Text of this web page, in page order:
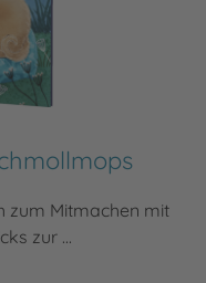
zum Mitmachen mit
zur ...